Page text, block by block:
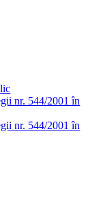
nr. 544/2001 în
nr. 544/2001 în